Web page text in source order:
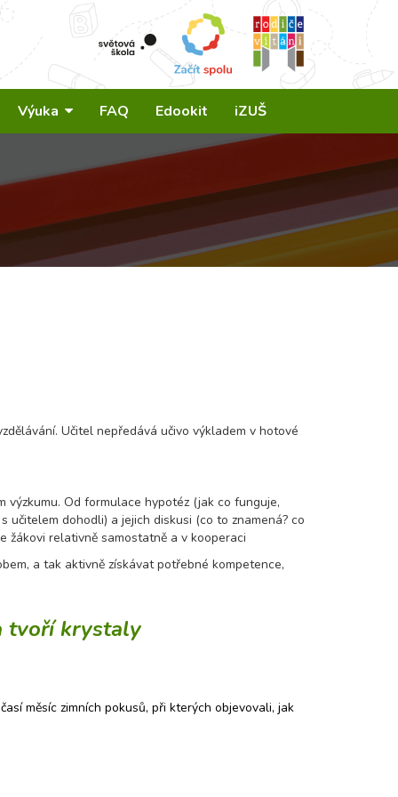
Výuka FAQ Edookit iZUŠ
Učitel nepředává učivo výkladem v hotové
výzkumu. Od formulace hypotéz (jak co funguje,
učitelem dohodli) a jejich diskusi (co to znamená? co
žákovi relativně samostatně a v kooperaci
a tak aktivně získávat potřebné kompetence,
tvoří krystaly
měsíc zimních pokusů, při kterých objevovali, jak